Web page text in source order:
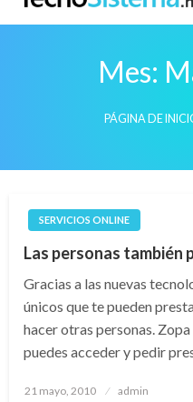
TecnoSistema.net
Mes:
PÁGINA DE
SERVICIOS ONLINE
Las personas también
Gracias a las nuevas
únicos que te pueden
hacer otras personas.
puedes acceder y pedir
Publicado
21 mayo, 2010 admin